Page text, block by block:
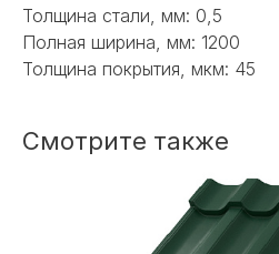
Толщина стали, мм: 0,5
Полная ширина, мм: 1200
Толщина покрытия, мкм: 45
Смотрите также
телефону или заполните форму
индивидуального подбора.
ОТПРАВИТЬ